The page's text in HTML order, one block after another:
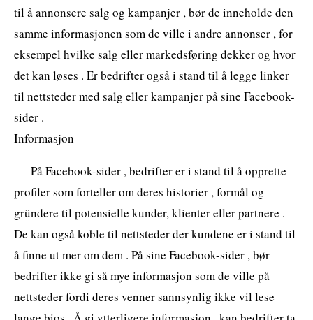
til å annonsere salg og kampanjer , bør de inneholde den
samme informasjonen som de ville i andre annonser , for
eksempel hvilke salg eller markedsføring dekker og hvor
det kan løses . Er bedrifter også i stand til å legge linker
til nettsteder med salg eller kampanjer på sine Facebook-
sider .
Informasjon
På Facebook-sider , bedrifter er i stand til å opprette
profiler som forteller om deres historier , formål og
gründere til potensielle kunder, klienter eller partnere .
De kan også koble til nettsteder der kundene er i stand til
å finne ut mer om dem . På sine Facebook-sider , bør
bedrifter ikke gi så mye informasjon som de ville på
nettsteder fordi deres venner sannsynlig ikke vil lese